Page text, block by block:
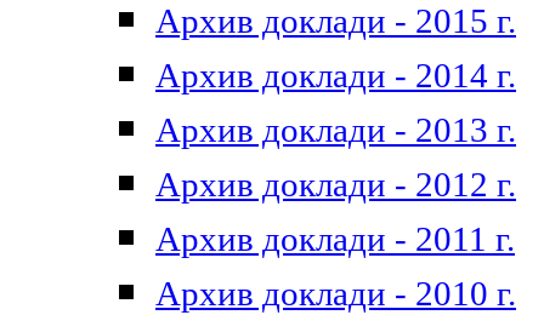
Архив доклади - 2015 г.
Архив доклади - 2014 г.
Архив доклади - 2013 г.
Архив доклади - 2012 г.
Архив доклади - 2011 г.
Архив доклади - 2010 г.